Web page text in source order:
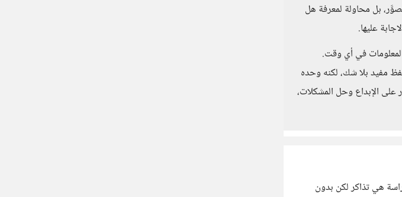
بل محاولة لمعرفة هل
عليها.
في أي وقت.
مفيد بلا شك، لكنه وحده
على الإبداع وحل المشكلات،
هي تذاكر لكن بدون